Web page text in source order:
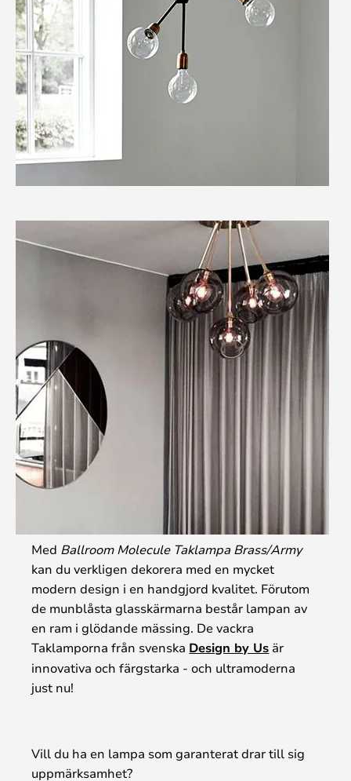
Med Ballroom Molecule Taklampa Brass/Army
kan du verkligen dekorera med en mycket
modern design i en handgjord kvalitet. Förutom
de munblåsta glasskärmarna består lampan av
en ram i glödande mässing. De vackra
Taklamporna från svenska Design by Us är
innovativa och färgstarka - och ultramoderna
just nu!
Vill du ha en lampa som garanterat drar till sig
uppmärksamhet?